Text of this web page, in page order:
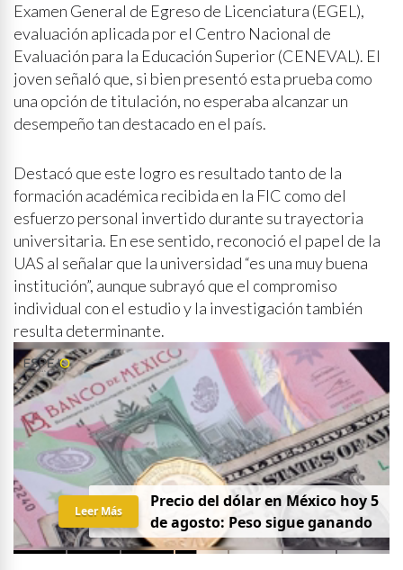
Examen General de Egreso de Licenciatura (EGEL),
evaluación aplicada por el Centro Nacional de
Evaluación para la Educación Superior (CENEVAL). El
joven señaló que, si bien presentó esta prueba como
una opción de titulación, no esperaba alcanzar un
desempeño tan destacado en el país.
Destacó que este logro es resultado tanto de la
formación académica recibida en la FIC como del
esfuerzo personal invertido durante su trayectoria
universitaria. En ese sentido, reconoció el papel de la
UAS al señalar que la universidad “es una muy buena
institución”, aunque subrayó que el compromiso
individual con el estudio y la investigación también
resulta determinante.
Precio del dólar en México hoy 5
de agosto: Peso sigue ganando
Leer Más